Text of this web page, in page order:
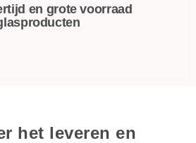
en grote voorraad
het leveren en